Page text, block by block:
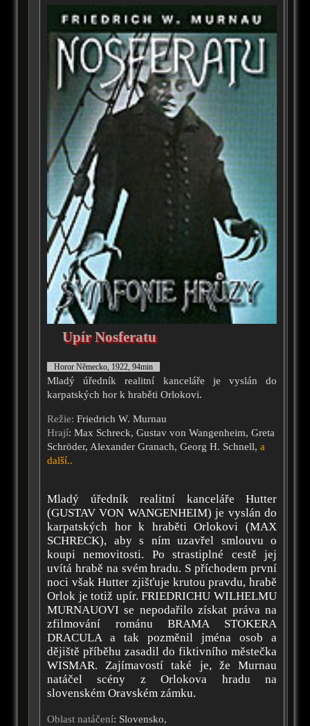
Upír Nosferatu
Horor Německo, 1922, 94min
Mladý úředník realitní kanceláře je vyslán do
karpatských hor k hraběti Orlokovi.
Režie: Friedrich W. Murnau
Hrají: Max Schreck, Gustav von Wangenheim, Greta
Schröder, Alexander Granach, Georg H. Schnell, a
další..
Mladý úředník realitní kanceláře Hutter
(GUSTAV VON WANGENHEIM) je vyslán do
karpatských hor k hraběti Orlokovi (MAX
SCHRECK), aby s ním uzavřel smlouvu o
koupi nemovitosti. Po strastiplné cestě jej
uvítá hrabě na svém hradu. S příchodem první
noci však Hutter zjišťuje krutou pravdu, hrabě
Orlok je totiž upír. FRIEDRICHU WILHELMU
MURNAUOVI se nepodařilo získat práva na
zfilmování románu BRAMA STOKERA
DRACULA a tak pozměnil jména osob a
dějiště příběhu zasadil do fiktivního městečka
WISMAR. Zajímavostí také je, že Murnau
natáčel scény z Orlokova hradu na
slovenském Oravském zámku.
Oblast natáčení: Slovensko,